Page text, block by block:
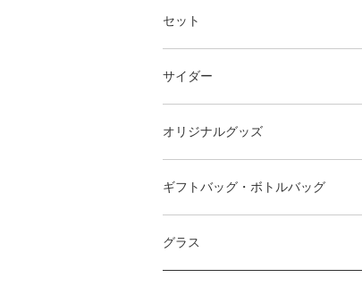
セット
サイダー
オリジナルグッズ
ギフトバッグ・ボトルバッグ
グラス